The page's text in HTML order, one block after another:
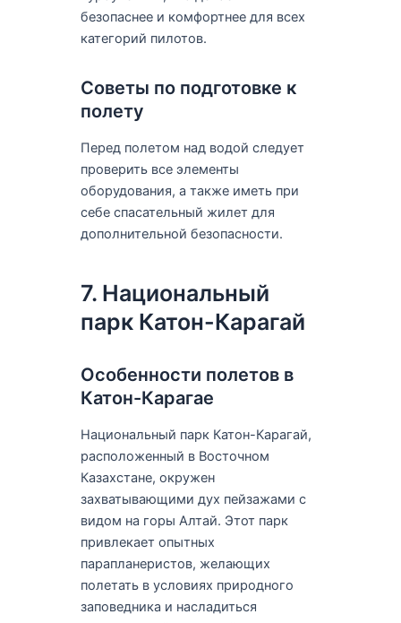
безопаснее и комфортнее для всех
категорий пилотов.
Советы по подготовке к
полету
Перед полетом над водой следует
проверить все элементы
оборудования, а также иметь при
себе спасательный жилет для
дополнительной безопасности.
7. Национальный
парк Катон-Карагай
Особенности полетов в
Катон-Карагае
Национальный парк Катон-Карагай,
расположенный в Восточном
Казахстане, окружен
захватывающими дух пейзажами с
видом на горы Алтай. Этот парк
привлекает опытных
парапланеристов, желающих
полетать в условиях природного
заповедника и насладиться